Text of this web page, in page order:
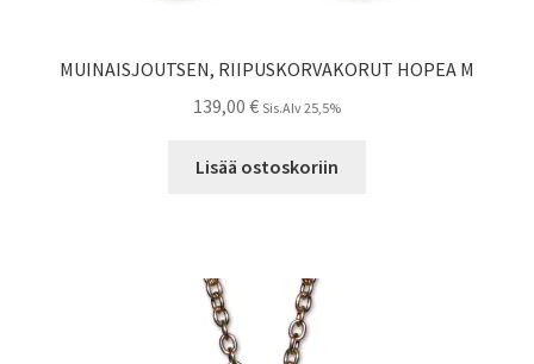
MUINAISJOUTSEN, RIIPUSKORVAKORUT HOPEA M
139,00 € Sis.Alv 25,5%
Lisää ostoskoriin